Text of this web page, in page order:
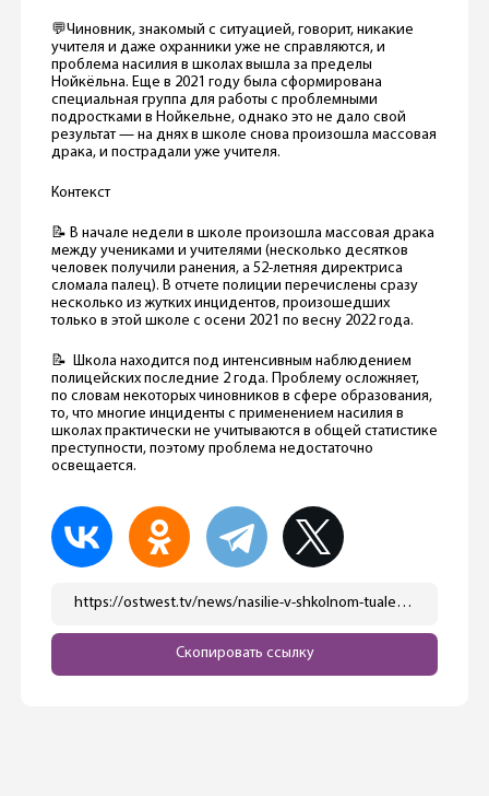
💬Чиновник, знакомый с ситуацией, говорит, никакие
учителя и даже охранники уже не справляются, и
проблема насилия в школах вышла за пределы
Нойкёльна. Еще в 2021 году была сформирована
специальная группа для работы с проблемными
подростками в Нойкельне, однако это не дало свой
результат — на днях в школе снова произошла массовая
драка, и пострадали уже учителя.
Контекст
📝 В начале недели в школе произошла массовая драка
между учениками и учителями (несколько десятков
человек получили ранения, а 52-летняя директриса
сломала палец). В отчете полиции перечислены сразу
несколько из жутких инцидентов, произошедших
только в этой школе с осени 2021 по весну 2022 года.
📝 Школа находится под интенсивным наблюдением
полицейских последние 2 года. Проблему осложняет,
по словам некоторых чиновников в сфере образования,
то, что многие инциденты с применением насилия в
школах практически не учитываются в общей статистике
преступности, поэтому проблема недостаточно
освещается.
https://ostwest.tv/news/nasilie-v-shkolnom-tualete-draki-policiya-vzyala-pod-nabljudenie-shkoly-v-nojkelnenasilie-v-shkolnom-tualete-draki-policiya-vzyala-pod-nabljudenie-shkoly-v-nojkelne/
Скопировать ссылку